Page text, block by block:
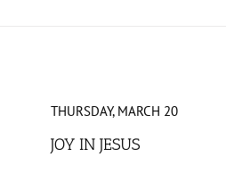
THURSDAY, MARCH 20
JOY IN JESUS